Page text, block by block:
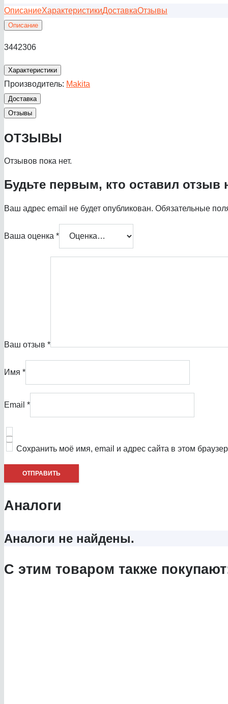
ОписаниеХарактеристикиДоставкаОтзывы
Описание
3442306
Характеристики
Производитель: Makita
Доставка
Отзывы
ОТЗЫВЫ
Отзывов пока нет.
Будьте первым, кто оставил отзыв
Ваш адрес email не будет опубликован. Обязательные
Ваша оценка *
Ваш отзыв *
Имя *
Email *
Сохранить моё имя, email и адрес сайта в этом
Аналоги
Аналоги не найдены.
С этим товаром также